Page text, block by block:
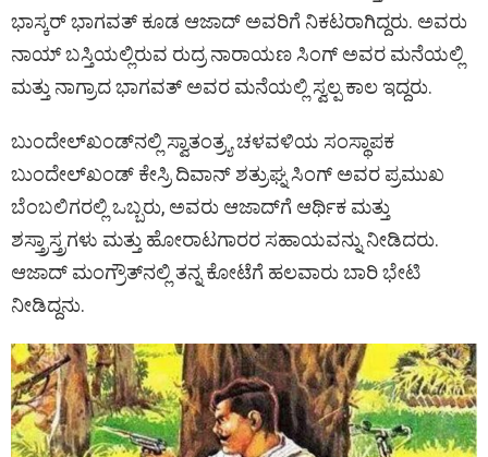
ಭಾಸ್ಕರ್ ಭಾಗವತ್ ಕೂಡ ಆಜಾದ್ ಅವರಿಗೆ ನಿಕಟರಾಗಿದ್ದರು. ಅವರು
ನಾಯ್ ಬಸ್ತಿಯಲ್ಲಿರುವ ರುದ್ರ ನಾರಾಯಣ ಸಿಂಗ್ ಅವರ ಮನೆಯಲ್ಲಿ
ಮತ್ತು ನಾಗ್ರಾದ ಭಾಗವತ್ ಅವರ ಮನೆಯಲ್ಲಿ ಸ್ವಲ್ಪ ಕಾಲ ಇದ್ದರು.
ಬುಂದೇಲ್‌ಖಂಡ್‌ನಲ್ಲಿ ಸ್ವಾತಂತ್ರ್ಯ ಚಳವಳಿಯ ಸಂಸ್ಥಾಪಕ
ಬುಂದೇಲ್‌ಖಂಡ್ ಕೇಸ್ರಿ ದಿವಾನ್ ಶತ್ರುಘ್ನ ಸಿಂಗ್ ಅವರ ಪ್ರಮುಖ
ಬೆಂಬಲಿಗರಲ್ಲಿ ಒಬ್ಬರು, ಅವರು ಆಜಾದ್‌ಗೆ ಆರ್ಥಿಕ ಮತ್ತು
ಶಸ್ತ್ರಾಸ್ತ್ರಗಳು ಮತ್ತು ಹೋರಾಟಗಾರರ ಸಹಾಯವನ್ನು ನೀಡಿದರು.
ಆಜಾದ್ ಮಂಗ್ರೌತ್‌ನಲ್ಲಿ ತನ್ನ ಕೋಟೆಗೆ ಹಲವಾರು ಬಾರಿ ಭೇಟಿ
ನೀಡಿದ್ದನು.